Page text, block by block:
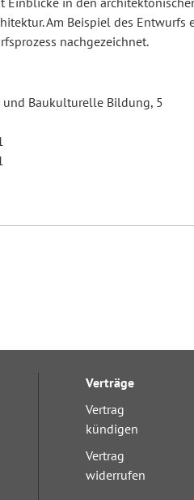
Am Beispiel des
nachgezeichnet.
Baukulturelle Bildung, 5
Verträge
Vertrag
kündigen
Vertrag
widerrufen